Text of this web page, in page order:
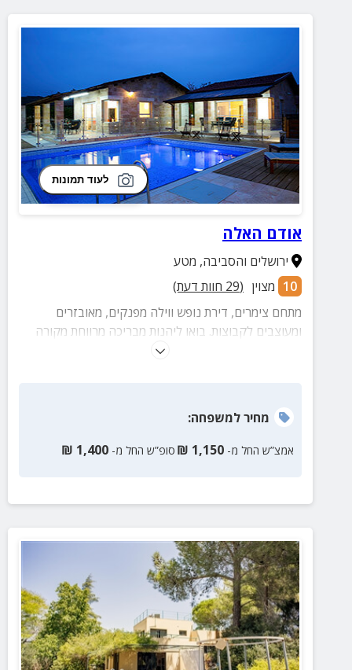
לעוד תמונות
אודם האלה
ירושלים והסביבה, מטע
10 מצוין (
29 חוות דעת)
מתחם צימרים, דירת נופש ווילה מפנקים, מאובזרים
ומעוצבים לקבוצות. בואו ליהנות מבריכה מרווחת מקורה
ומרעננת בימי הקיץ החמים (בחורף הבריכה מחוממת),
מחירלמשפחה:
אמצ”ש החל מ- 1,150
₪ סופ”ש החל מ- 1,400
₪